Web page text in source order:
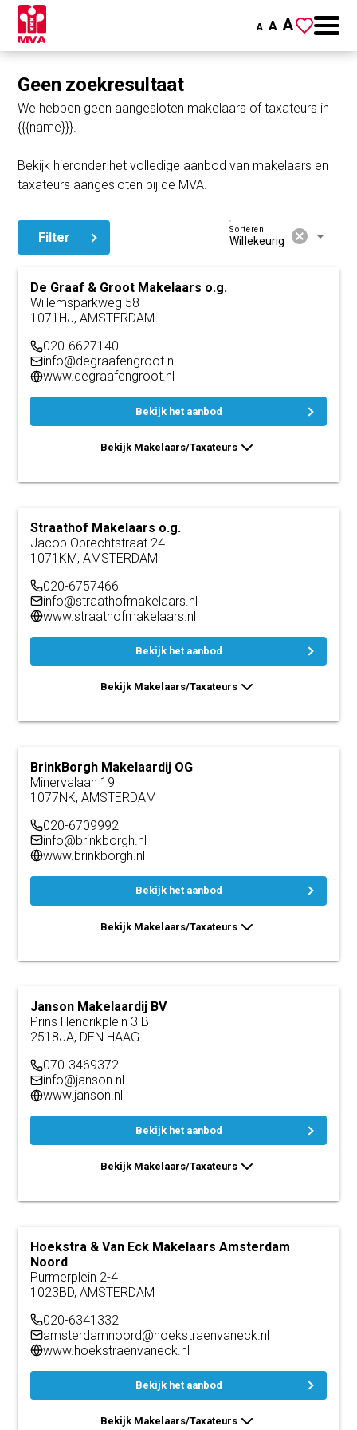
A A A
Geen zoekresultaat
We hebben geen aangesloten makelaars of taxateurs in
{{{name}}}.
Bekijk hieronder het volledige aanbod van makelaars en
taxateurs aangesloten bij de MVA.
Filter Willekeurig
Sorteren cancel arrow_drop_down
De Graaf & Groot Makelaars o.g.
Willemsparkweg 58
1071HJ, AMSTERDAM
020-6627140
info@degraafengroot.nl
www.degraafengroot.nl
Bekijk het aanbod
Bekijk Makelaars/Taxateurs
Straathof Makelaars o.g.
Jacob Obrechtstraat 24
1071KM, AMSTERDAM
020-6757466
info@straathofmakelaars.nl
www.straathofmakelaars.nl
Bekijk het aanbod
Bekijk Makelaars/Taxateurs
BrinkBorgh Makelaardij OG
Minervalaan 19
1077NK, AMSTERDAM
020-6709992
info@brinkborgh.nl
www.brinkborgh.nl
Bekijk het aanbod
Bekijk Makelaars/Taxateurs
Janson Makelaardij BV
Prins Hendrikplein 3 B
2518JA, DEN HAAG
070-3469372
info@janson.nl
www.janson.nl
Bekijk het aanbod
Bekijk Makelaars/Taxateurs
Hoekstra & Van Eck Makelaars Amsterdam
Noord
Purmerplein 2-4
1023BD, AMSTERDAM
020-6341332
amsterdamnoord@hoekstraenvaneck.nl
www.hoekstraenvaneck.nl
Bekijk het aanbod
Bekijk Makelaars/Taxateurs